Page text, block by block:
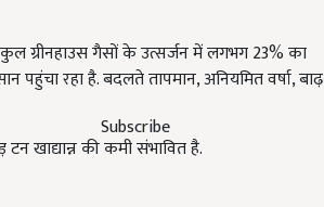
Subscribe
ग्रीनहाउस गैसों के उत्सर्जन में लगभग 23% का
रहा है. बदलते तापमान, अनियमित वर्षा, बाढ़
खाद्यान्न की कमी संभावित है.